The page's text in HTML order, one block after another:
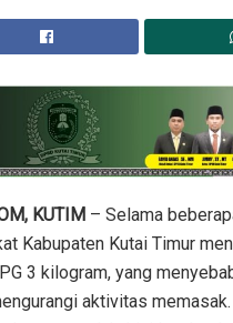
KUTIM – Selama
Kabupaten Kutai Timur
3 kilogram, yang
aktivitas